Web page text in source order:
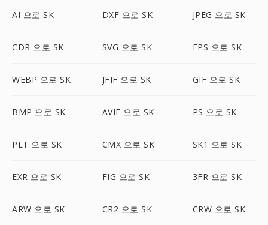
AI 으로 SK DXF 으로 SK JPEG 으로 SK
CDR 으로 SK SVG 으로 SK EPS 으로 SK
WEBP 으로 SK JFIF 으로 SK GIF 으로 SK
BMP 으로 SK AVIF 으로 SK PS 으로 SK
PLT 으로 SK CMX 으로 SK SK1 으로 SK
EXR 으로 SK FIG 으로 SK 3FR 으로 SK
ARW 으로 SK CR2 으로 SK CRW 으로 SK